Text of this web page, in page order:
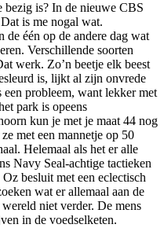
bezig is? In de nieuwe CBS
is me nogal wat.
één op de andere dag wat
Verschillende soorten
werk. Zo’n beetje elk beest
is, lijkt al zijn onvrede
een probleem, want lekker met
park is opeens
kun je met je maat 44 nog
met een mannetje op 50
Helemaal als het er alle
Navy Seal-achtige tactieken
besluit met een eclectisch
wat er allemaal aan de
niet verder. De mens
in de voedselketen.